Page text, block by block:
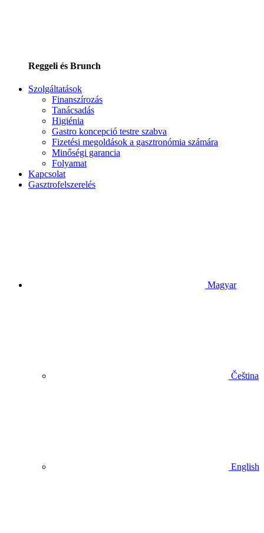
Reggeli és Brunch
Szolgáltatások
Finanszírozás
Tanácsadás
Higiénia
Gastro koncepció testre szabva
Fizetési megoldások a gasztronómia számára
Minőségi garancia
Folyamat
Kapcsolat
Gasztrofelszerelés
Magyar
Čeština
English